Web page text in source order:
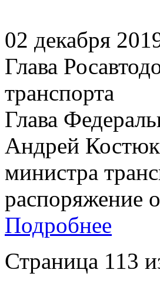
02 декабря
Глава
транспорта
Глава
Андрей Костюк
министра
распоряжение
Подробнее
Страница 113